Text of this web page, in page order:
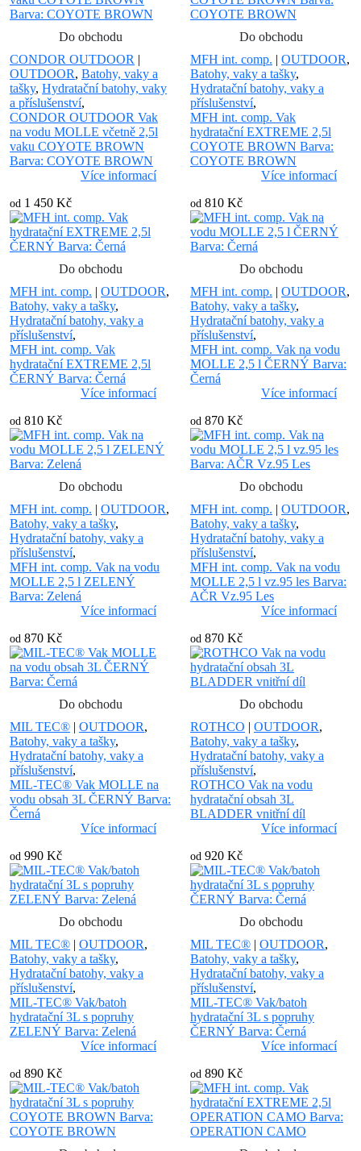
Do obchodu
CONDOR OUTDOOR |
OUTDOOR, Batohy, vaky a
tašky, Hydratační batohy, vaky
a příslušenství,
CONDOR OUTDOOR Vak
na vodu MOLLE včetně 2,5l
vaku COYOTE BROWN
Barva: COYOTE BROWN
Více informací
od 1 450 Kč
Do obchodu
MFH int. comp. | OUTDOOR,
Batohy, vaky a tašky,
Hydratační batohy, vaky a
příslušenství,
MFH int. comp. Vak
hydratační EXTREME 2,5l
COYOTE BROWN Barva:
COYOTE BROWN
Více informací
od 810 Kč
Do obchodu
MFH int. comp. | OUTDOOR,
Batohy, vaky a tašky,
Hydratační batohy, vaky a
příslušenství,
MFH int. comp. Vak
hydratační EXTREME 2,5l
ČERNÝ Barva: Černá
Více informací
od 810 Kč
Do obchodu
MFH int. comp. | OUTDOOR,
Batohy, vaky a tašky,
Hydratační batohy, vaky a
příslušenství,
MFH int. comp. Vak na vodu
MOLLE 2,5 l ČERNÝ Barva:
Černá
Více informací
od 870 Kč
Do obchodu
MFH int. comp. | OUTDOOR,
Batohy, vaky a tašky,
Hydratační batohy, vaky a
příslušenství,
MFH int. comp. Vak na vodu
MOLLE 2,5 l ZELENÝ
Barva: Zelená
Více informací
od 870 Kč
Do obchodu
MFH int. comp. | OUTDOOR,
Batohy, vaky a tašky,
Hydratační batohy, vaky a
příslušenství,
MFH int. comp. Vak na vodu
MOLLE 2,5 l vz.95 les Barva:
AČR Vz.95 Les
Více informací
od 870 Kč
Do obchodu
MIL TEC® | OUTDOOR,
Batohy, vaky a tašky,
Hydratační batohy, vaky a
příslušenství,
MIL-TEC® Vak MOLLE na
vodu obsah 3L ČERNÝ Barva:
Černá
Více informací
od 990 Kč
Do obchodu
ROTHCO | OUTDOOR,
Batohy, vaky a tašky,
Hydratační batohy, vaky a
příslušenství,
ROTHCO Vak na vodu
hydratační obsah 3L
BLADDER vnitřní díl
Více informací
od 920 Kč
Do obchodu
MIL TEC® | OUTDOOR,
Batohy, vaky a tašky,
Hydratační batohy, vaky a
příslušenství,
MIL-TEC® Vak/batoh
hydratační 3L s popruhy
ZELENÝ Barva: Zelená
Více informací
od 890 Kč
Do obchodu
MIL TEC® | OUTDOOR,
Batohy, vaky a tašky,
Hydratační batohy, vaky a
příslušenství,
MIL-TEC® Vak/batoh
hydratační 3L s popruhy
ČERNÝ Barva: Černá
Více informací
od 890 Kč